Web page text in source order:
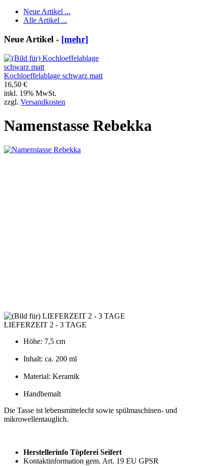
Neue Artikel ...
Alle Artikel ...
Neue Artikel - [mehr]
Kochloeffelablage schwarz matt
16,50 €
inkl. 19% MwSt.
zzgl. Versandkosten
Namenstasse Rebekka
LIEFERZEIT 2 - 3 TAGE
Höhe: 7,5 cm
Inhalt: ca. 200 ml
Material: Keramik
Handbemalt
Die Tasse ist lebensmittelecht sowie spülmaschinen- und
mikrowellentauglich.
Herstellerinfo Töpferei Seifert
Kontaktinformation gem. Art. 19 EU GPSR